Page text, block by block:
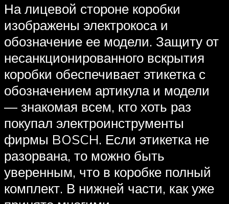
На лицевой стороне коробки
изображены электрокоса и
обозначение ее модели. Защиту от
несанкционированного вскрытия
коробки обеспечивает этикетка с
обозначением артикула и модели
— знакомая всем, кто хоть раз
покупал электроинструменты
фирмы BOSCH. Если этикетка не
разорвана, то можно быть
уверенным, что в коробке полный
комплект. В нижней части, как уже